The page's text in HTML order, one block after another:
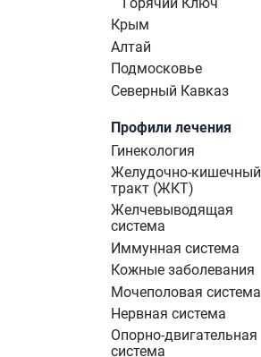
Крым
Алтай
Подмосковье
Северный Кавказ
Профили лечения
Гинекология
Желудочно-кишечный
тракт (ЖКТ)
Желчевыводящая
система
Иммунная система
Кожные заболевания
Мочеполовая система
Нервная система
Опорно-двигательная
система